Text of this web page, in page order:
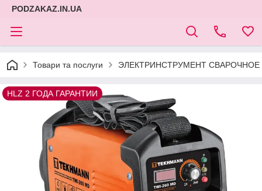
PODZAKAZ.IN.UA
Товари та послуги ЭЛЕКТРИНСТРУМЕНТ
HLZ 2 ГОДА ГАРАНТИИ